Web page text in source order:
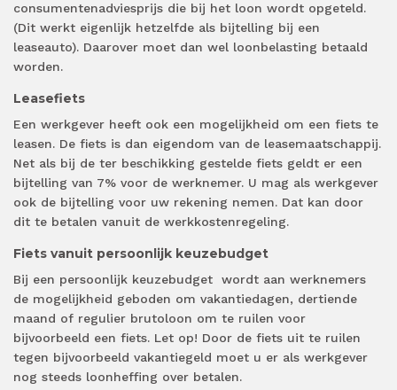
consumentenadviesprijs die bij het loon wordt opgeteld.
(Dit werkt eigenlijk hetzelfde als bijtelling bij een
leaseauto). Daarover moet dan wel loonbelasting betaald
worden.
Leasefiets
Een werkgever heeft ook een mogelijkheid om een fiets te
leasen. De fiets is dan eigendom van de leasemaatschappij.
Net als bij de ter beschikking gestelde fiets geldt er een
bijtelling van 7% voor de werknemer. U mag als werkgever
ook de bijtelling voor uw rekening nemen. Dat kan door
dit te betalen vanuit de werkkostenregeling.
Fiets vanuit persoonlijk keuzebudget
Bij een persoonlijk keuzebudget
wordt aan werknemers
de mogelijkheid geboden om vakantiedagen, dertiende
maand of regulier brutoloon om te ruilen voor
bijvoorbeeld een fiets. Let op! Door de fiets uit te ruilen
tegen bijvoorbeeld vakantiegeld moet u er als werkgever
nog steeds loonheffing over betalen.